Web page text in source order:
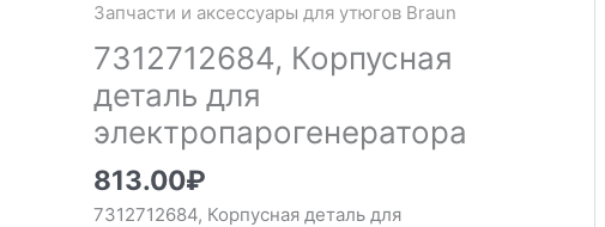
Запчасти и аксессуары для утюгов Braun
7312712684, Корпусная
деталь для
электропарогенератора
813.00₽
7312712684, Корпусная деталь для
для
электропарогенератора